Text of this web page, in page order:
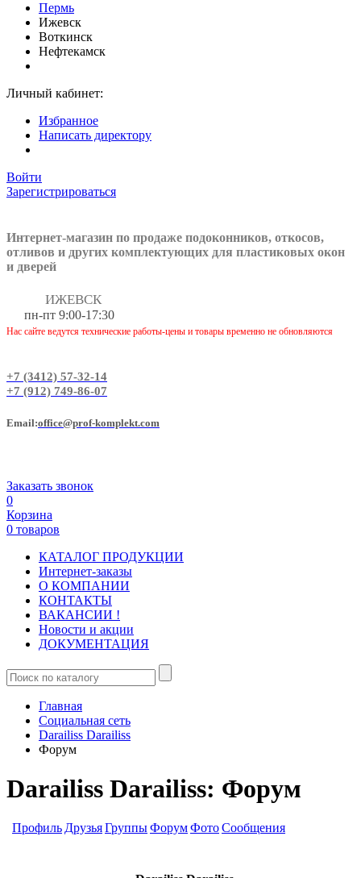
Пермь
Ижевск
Воткинск
Нефтекамск
Личный кабинет:
Избранное
Написать директору
Войти
Зарегистрироваться
Интернет-магазин по продаже подоконников, откосов,
отливов и других комплектующих для пластиковых окон
и дверей
ИЖЕВСК
пн-пт 9:00-17:30
Нас сайте ведутся технические работы-цены и товары временно не обновляются
+7 (3412) 57-32-14
+7 (912) 749-86-07
Еmail:office@prof-komplekt.com
Заказать звонок
0
Корзина
0 товаров
КАТАЛОГ ПРОДУКЦИИ
Интернет-заказы
О КОМПАНИИ
КОНТАКТЫ
ВАКАНСИИ !
Новости и акции
ДОКУМЕНТАЦИЯ
Главная
Социальная сеть
Darailiss Darailiss
Форум
Darailiss Darailiss: Форум
ПрофильДрузьяГруппыФорумФотоСообщения